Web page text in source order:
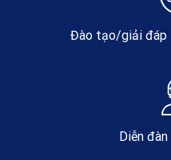
Đào tạo/giải đáp
Diễn